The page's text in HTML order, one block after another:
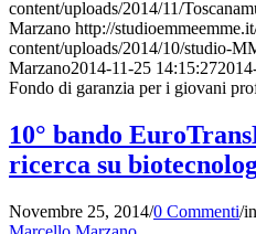
content/uploads/2014/11/
Marzano http://
content/uploads/2014/10/studio-
Marzano2014-11-25 14:15:27
Fondo di garanzia per i giovani
10° bando
ricerca su
Novembre 25, 2014/0 Commenti/in